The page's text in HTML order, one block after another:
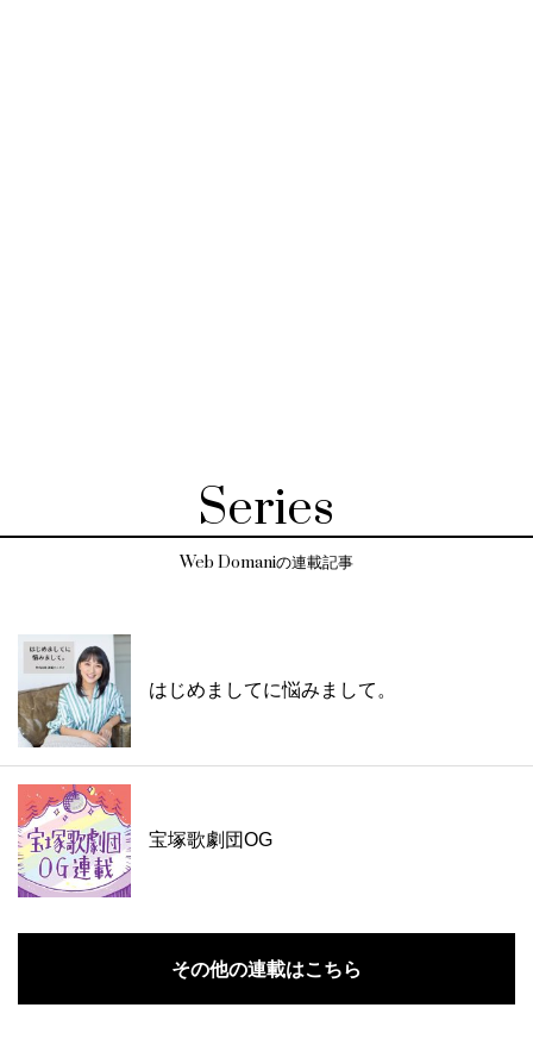
Series
Web Domaniの連載記事
はじめましてに悩みまして。
宝塚歌劇団OG
その他の連載はこちら